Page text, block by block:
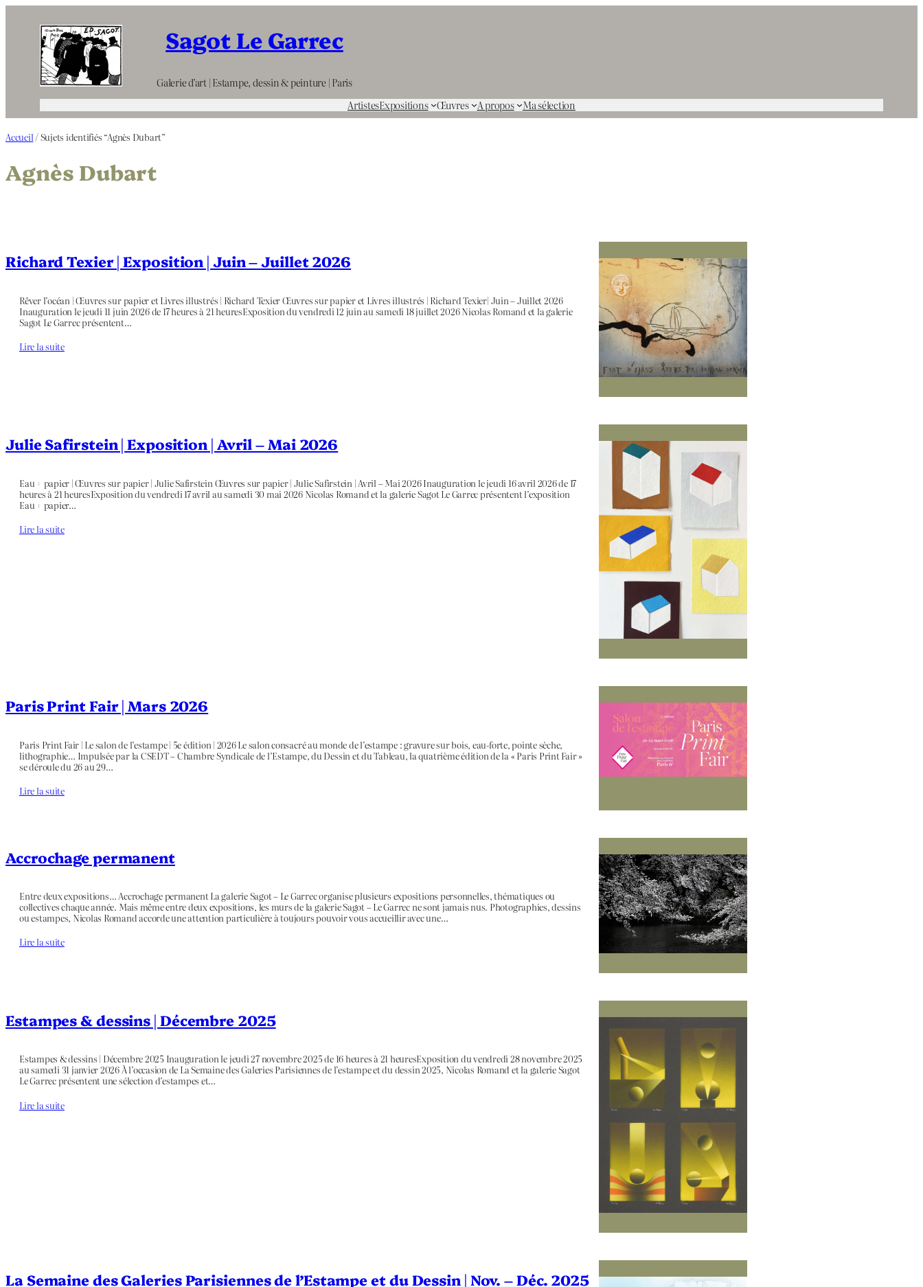
contenu
Sagot Le Garrec
Galerie d’art | Estampe, dessin & peinture | Paris
ArtistesExpositions Œuvres A propos Ma sélection
Accueil / Sujets identifiés “Agnès Dubart”
Agnès Dubart
Richard Texier | Exposition | Juin – Juillet 2026
Rêver l’océan | Œuvres sur papier et Livres illustrés | Richard Texier Œuvres sur papier et Livres illustrés | Richard Texier| Juin – Juillet 2026
Inauguration le jeudi 11 juin 2026 de 17 heures à 21 heuresExposition du vendredi 12 juin au samedi 18 juillet 2026 Nicolas Romand et la galerie
Sagot Le Garrec présentent…
Lire la suite
Julie Safirstein | Exposition | Avril – Mai 2026
Eau + papier | Œuvres sur papier | Julie Safirstein Œuvres sur papier | Julie Safirstein | Avril – Mai 2026 Inauguration le jeudi 16 avril 2026 de 17
heures à 21 heuresExposition du vendredi 17 avril au samedi 30 mai 2026 Nicolas Romand et la galerie Sagot Le Garrec présentent l’exposition
Eau + papier…
Lire la suite
Paris Print Fair | Mars 2026
Paris Print Fair | Le salon de l’estampe | 5e édition | 2026 Le salon consacré au monde de l’estampe : gravure sur bois, eau-forte, pointe sèche,
lithographie… Impulsée par la CSEDT – Chambre Syndicale de l’Estampe, du Dessin et du Tableau, la quatrième édition de la « Paris Print Fair »
se déroule du 26 au 29…
Lire la suite
Accrochage permanent
Entre deux expositions… Accrochage permanent La galerie Sagot – Le Garrec organise plusieurs expositions personnelles, thématiques ou
collectives chaque année. Mais même entre deux expositions, les murs de la galerie Sagot – Le Garrec ne sont jamais nus. Photographies, dessins
ou estampes, Nicolas Romand accorde une attention particulière à toujours pouvoir vous accueillir avec une…
Lire la suite
Estampes & dessins | Décembre 2025
Estampes & dessins | Décembre 2025 Inauguration le jeudi 27 novembre 2025 de 16 heures à 21 heuresExposition du vendredi 28 novembre 2025
au samedi 31 janvier 2026 À l’occasion de La Semaine des Galeries Parisiennes de l’estampe et du dessin 2025, Nicolas Romand et la galerie Sagot
Le Garrec présentent une sélection d’estampes et…
Lire la suite
La Semaine des Galeries Parisiennes de l’Estampe et du Dessin | Nov. – Déc. 2025